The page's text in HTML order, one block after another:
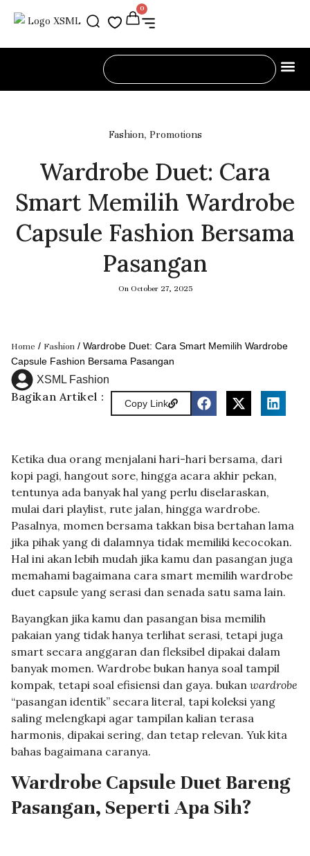
0
Fashion, Promotions
Wardrobe Duet: Cara
Smart Memilih Wardrobe
Capsule Fashion Bersama
Pasangan
On October 27, 2025
Home / Fashion / Wardrobe Duet: Cara Smart Memilih Wardrobe
Capsule Fashion Bersama Pasangan
XSML Fashion
Bagikan Artikel : Copy Link
Ketika dua orang menjalani hari-hari bersama, dari
kopi pagi, hangout sore, hingga acara akhir pekan,
tentunya ada banyak hal yang perlu diselaraskan,
mulai dari playlist, rute jalan, hingga wardrobe.
Pasalnya, momen bersama takkan bisa bertahan lama
jika pihak yang di dalamnya tidak memiliki kecocokan.
Hal ini akan lebih mudah jika kamu dan pasangan juga
memahami bagaimana cara smart memilih wardrobe
duet capsule yang serasi dan senada satu sama lain.
Bayangkan jika kamu dan pasangan bisa memilih
pakaian yang tidak hanya terlihat serasi, tetapi juga
smart secara anggaran dan fleksibel dipakai dalam
banyak momen. Wardrobe bukan hanya soal tampil
kompak, tetapi soal efisiensi dan gaya. bukan wardrobe
“pasangan identik” secara literal, tapi koleksi yang
saling melengkapi agar tampilan kalian terasa
harmonis, dipakai sering, dan tetap relevan. Yuk kita
bahas bagaimana caranya.
Wardrobe Capsule Duet Bareng
Pasangan, Seperti Apa Sih?